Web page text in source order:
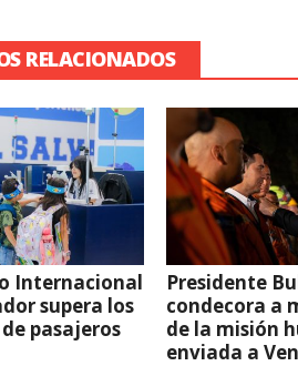
RELACIONADOS
Internacional
supera los
pasajeros
Presidente
condecora a
de la misión
enviada a